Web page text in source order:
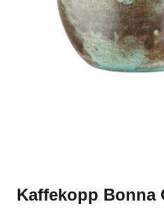
Kaffekopp Bonna